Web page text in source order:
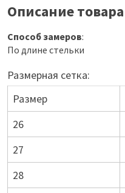
Описание товара
Способ замеров:
По длине стельки
Размерная сетка:
Размер
26
27
28